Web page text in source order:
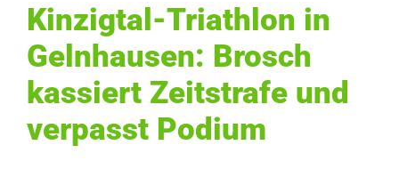
Kinzigtal-Triathlon in
Gelnhausen: Brosch
kassiert Zeitstrafe und
verpasst Podium